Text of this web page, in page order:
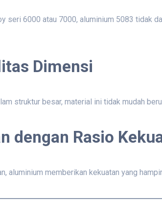
seri 6000 atau 7000, aluminium 5083 tidak
Dimensi
struktur besar, material ini tidak mudah
dengan Rasio
aluminium memberikan kekuatan yang